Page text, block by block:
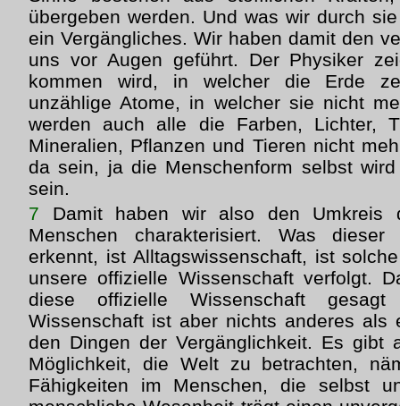
übergeben werden. Und was wir durch
ein Vergängliches. Wir haben damit den
uns vor Augen geführt. Der Physiker
kommen wird, in welcher die Erde
unzählige Atome, in welcher sie nicht
werden auch alle die Farben, Lichter,
Mineralien, Pflanzen und Tieren nicht
da sein, ja die Menschenform selbst
sein.
7 Damit haben wir also den Umkreis
Menschen charakterisiert. Was dieser
erkennt, ist Alltagswissenschaft, ist
unsere offizielle Wissenschaft verfolgt.
diese offizielle Wissenschaft
Wissenschaft ist aber nichts anderes als
den Dingen der Vergänglichkeit. Es gibt
Möglichkeit, die Welt zu betrachten,
Fähigkeiten im Menschen, die selbst